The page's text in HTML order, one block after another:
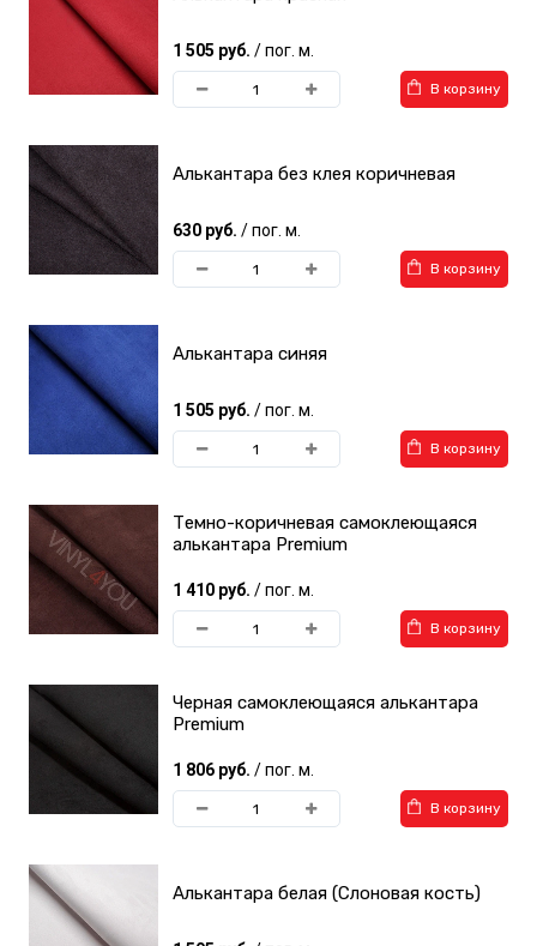
Стеганая алькантара на
поролоне1 505 руб. / пог. м.
В корзину
Алькантара без клея коричневая
630 руб. / пог. м.
В корзину
Алькантара синяя
1 505 руб. / пог. м.
В корзину
Темно-коричневая самоклеющаяся
алькантара Premium
1 410 руб. / пог. м.
В корзину
Черная самоклеющаяся алькантара
Premium
1 806 руб. / пог. м.
В корзину
Алькантара белая (Слоновая кость)